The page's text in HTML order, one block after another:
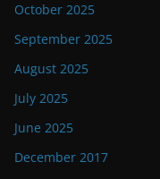
October 2025
September 2025
August 2025
July 2025
June 2025
December 2017